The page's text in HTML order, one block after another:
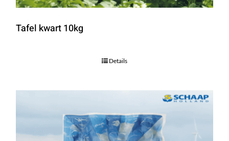
Tafel kwart 10kg
Details